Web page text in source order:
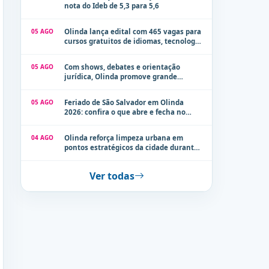
nota do Ideb de 5,3 para 5,6
05 AGO
Olinda lança edital com 465 vagas para
cursos gratuitos de idiomas, tecnologia
05 AGO
Com shows, debates e orientação
jurídica, Olinda promove grande
05 AGO
Feriado de São Salvador em Olinda
2026: confira o que abre e fecha no
04 AGO
Olinda reforça limpeza urbana em
pontos estratégicos da cidade durante
Ver todas